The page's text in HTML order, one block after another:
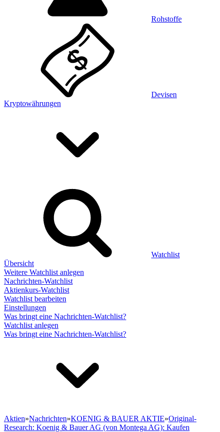
Rohstoffe
Devisen
Kryptowährungen
Watchlist
Übersicht
Weitere Watchlist anlegen
Nachrichten-Watchlist
Aktienkurs-Watchlist
Watchlist bearbeiten
Einstellungen
Was bringt eine Nachrichten-Watchlist?
Watchlist anlegen
Was bringt eine Nachrichten-Watchlist?
Aktien»Nachrichten»KOENIG & BAUER AKTIE»Original-
Research: Koenig & Bauer AG (von Montega AG): Kaufen